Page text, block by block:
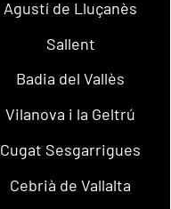
Agustí de Lluçanès
Sallent
Badia del Vallès
Vilanova i la Geltrú
Cugat Sesgarrigues
Cebrià de Vallalta